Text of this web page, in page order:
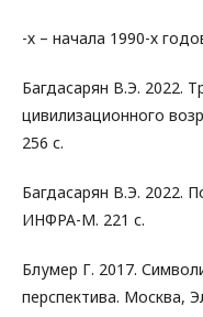
-х – начала 1990-х
Багдасарян В.Э. 2022.
цивилизационного
256 с.
Багдасарян В.Э. 2022.
ИНФРА-М. 221 с.
Блумер Г. 2017.
перспектива. Москва,